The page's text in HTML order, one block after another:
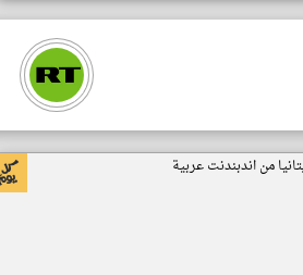
من اندبندنت عربية